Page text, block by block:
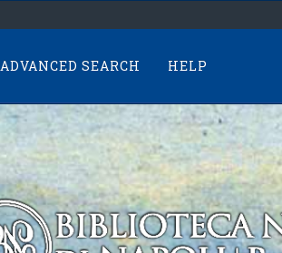
ADVANCED SEARCH HELP